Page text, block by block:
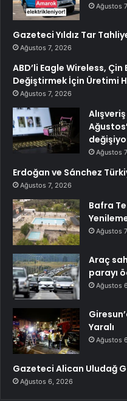
Ağustos
Gazeteci Yıldız Tar
Ağustos 7, 2026
ABD’li Eagle Wireless, Çin
Değiştirmek İçin Üretimi
Ağustos 7, 2026
Ağustos
Erdoğan ve Sánchez
Ağustos 7, 2026
Bafra
Ağustos
Araç
parayı
Ağustos
Yaralı
Ağustos
Gazeteci Alican Uludağ
Ağustos 6, 2026